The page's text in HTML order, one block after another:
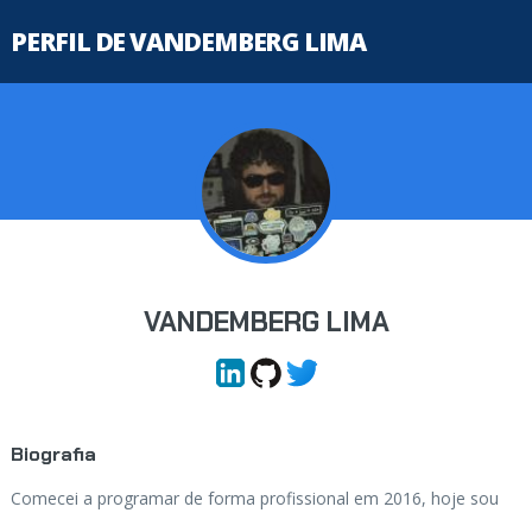
PERFIL DE VANDEMBERG LIMA
VANDEMBERG LIMA
Biografia
Comecei a programar de forma profissional em 2016, hoje sou